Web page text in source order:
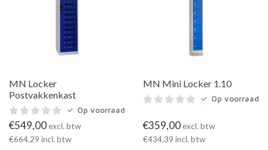
MN Locker
Postvakkenkast
Op voorraad
€549,00excl. btw
€664,29 incl. btw
MN Mini Locker 1.10
Op voorraad
€359,00excl. btw
€434,39 incl. btw